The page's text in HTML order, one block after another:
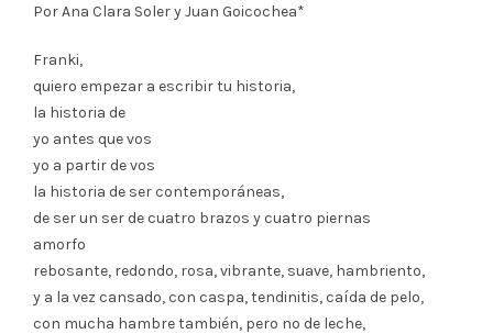
Por Ana Clara Soler y Juan Goicochea*
Franki,
quiero empezar a escribir tu historia,
la historia de
yo antes que vos
yo a partir de vos
la historia de ser contemporáneas,
de ser un ser de cuatro brazos y cuatro piernas
amorfo
rebosante, redondo, rosa, vibrante, suave, hambriento,
y a la vez cansado, con caspa, tendinitis, caída de pelo,
con mucha hambre también, pero no de leche,